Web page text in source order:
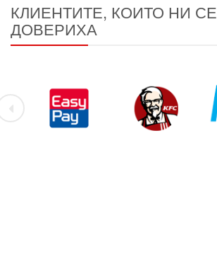
КЛИЕНТИТЕ, КОИТО НИ СЕ
ДОВЕРИХА